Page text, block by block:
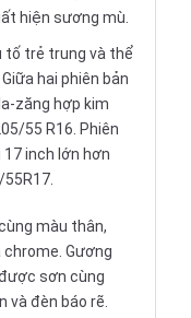
hiện sương mù.
tố trẻ trung và thể
hai phiên bản
zăng hợp kim
55 R16. Phiên
inch lớn hơn
màu thân,
Gương
sơn cùng
và đèn báo rẽ.